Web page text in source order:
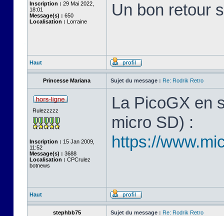
Inscription : 29 Mai 2022,
18:01
Message(s) : 650
Localisation : Lorraine
Un bon retour
Haut
Princesse Mariana Sujet du message : Re: Rodrik Retro
Rulezzzzz
Inscription : 15 Jan 2009,
11:52
Message(s) : 3688
Localisation : CPCrulez
botnews
La PicoGX en
micro SD) :
https://
Haut
stephbb75 Sujet du message : Re: Rodrik Retro